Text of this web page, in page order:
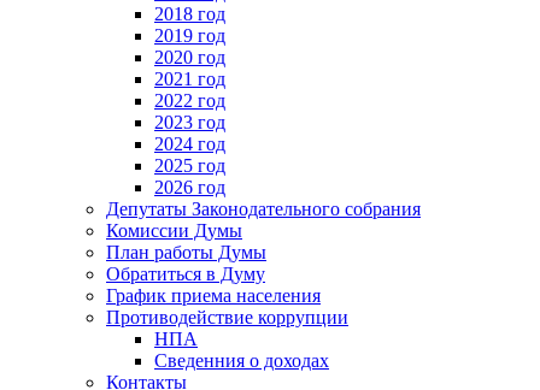
2018 год
2019 год
2020 год
2021 год
2022 год
2023 год
2024 год
2025 год
2026 год
Депутаты Законодательного собрания
Комиссии Думы
План работы Думы
Обратиться в Думу
График приема населения
Противодействие коррупции
НПА
Сведенния о доходах
Контакты